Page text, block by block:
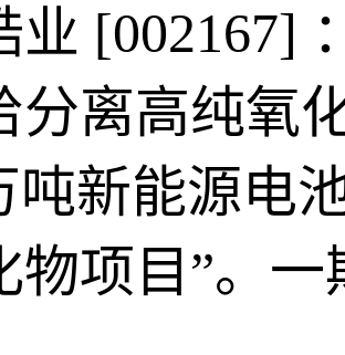
业 [002167]
分离高纯氧
吨新能源电
物项目”。